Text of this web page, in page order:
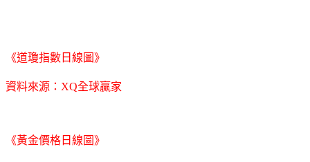
《道瓊指數日線圖》
資料來源：XQ全球贏家
《黃金價格日線圖》